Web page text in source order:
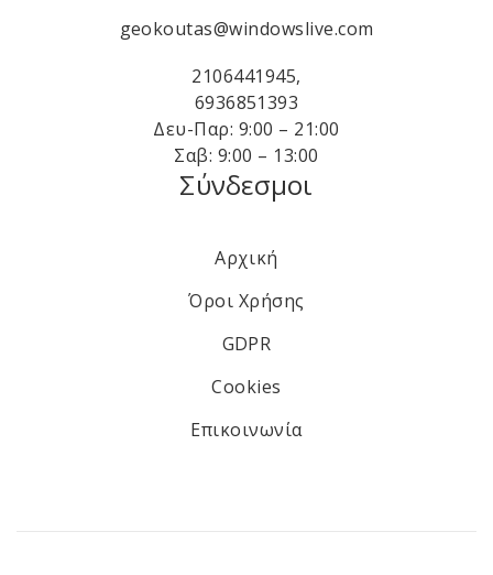
geokoutas@windowslive.com
2106441945,
6936851393
Δευ-Παρ: 9:00 – 21:00
Σαβ: 9:00 – 13:00
Σύνδεσμοι
Αρχική
Όροι Χρήσης
GDPR
Cookies
Επικοινωνία